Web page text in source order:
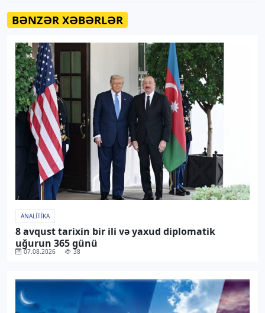
BƏNZƏR XƏBƏRLƏR
ANALITIKA
8 avqust tarixin bir ili və yaxud diplomatik
uğurun 365 günü
07.08.2026 38